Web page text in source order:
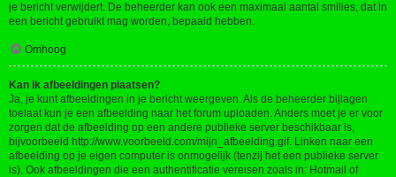
je bericht verwijdert. De beheerder kan ook een maximaal aantal smilies, dat in
een bericht gebruikt mag worden, bepaald hebben.
Omhoog
Kan ik afbeeldingen plaatsen?
Ja, je kunt afbeeldingen in je bericht weergeven. Als de beheerder bijlagen
toelaat kun je een afbeelding naar het forum uploaden. Anders moet je er voor
zorgen dat de afbeelding op een andere publieke server beschikbaar is,
bijvoorbeeld http://www.voorbeeld.com/mijn_afbeelding.gif. Linken naar een
afbeelding op je eigen computer is onmogelijk (tenzij het een publieke server
is). Ook afbeeldingen die een authentificatie vereisen zoals in: Hotmail of